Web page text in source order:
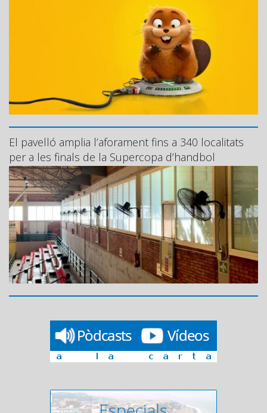
El pavelló amplia l’aforament fins a 340 localitats
per a les finals de la Supercopa d’handbol